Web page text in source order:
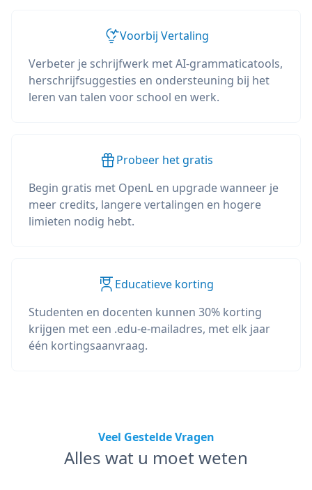
Voorbij Vertaling
Verbeter je schrijfwerk met AI-grammaticatools,
herschrijfsuggesties en ondersteuning bij het
leren van talen voor school en werk.
Probeer het gratis
Begin gratis met OpenL en upgrade wanneer je
meer credits, langere vertalingen en hogere
limieten nodig hebt.
Educatieve korting
Studenten en docenten kunnen 30% korting
krijgen met een .edu-e-mailadres, met elk jaar
één kortingsaanvraag.
Veel Gestelde Vragen
Alles wat u moet weten